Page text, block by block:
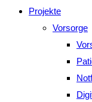
Projekte
Vorsorge